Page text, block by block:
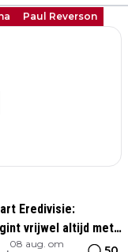
Paul Reverson
Eredivisie:
vrijwel altijd met
08 aug. om